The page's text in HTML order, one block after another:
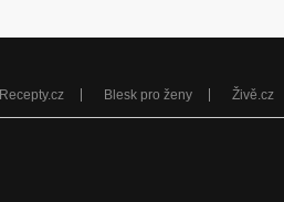
Recepty.cz Blesk pro ženy Živě.cz